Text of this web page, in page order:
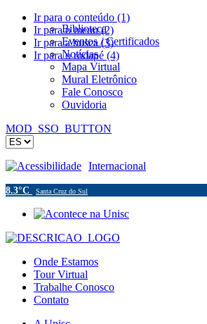
Ir para o conteúdo (1)
Ir para o menu (2)
Ir para a busca (3)
Ir para o rodapé (4)
Biblioteca
Eventos / Certificados
Notícias
Mapa Virtual
Mural Eletrônico
Fale Conosco
Ouvidoria
MOD_SSO_BUTTON
Acessibilidade Internacional
8.3°C Santa Cruz do Sul
Onde Estamos
Tour Virtual
Trabalhe Conosco
Contato